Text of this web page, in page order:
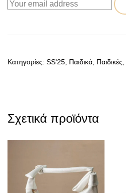
Κατηγορίες: SS'25, Παιδικά, Παιδικές,
Σχετικά προϊόντα